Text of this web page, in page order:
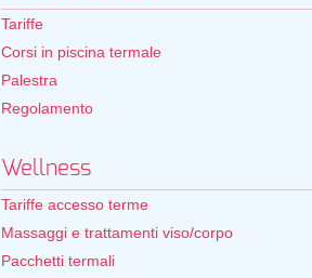
Tariffe
Corsi in piscina termale
Palestra
Regolamento
Wellness
Tariffe accesso terme
Massaggi e trattamenti viso/corpo
Pacchetti termali